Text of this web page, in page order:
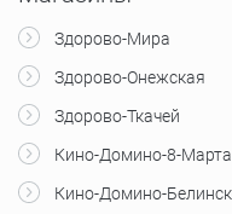
Здорово-Мира
Здорово-Онежская
Здорово-Ткачей
Кино-Домино-8-Марта
Кино-Домино-